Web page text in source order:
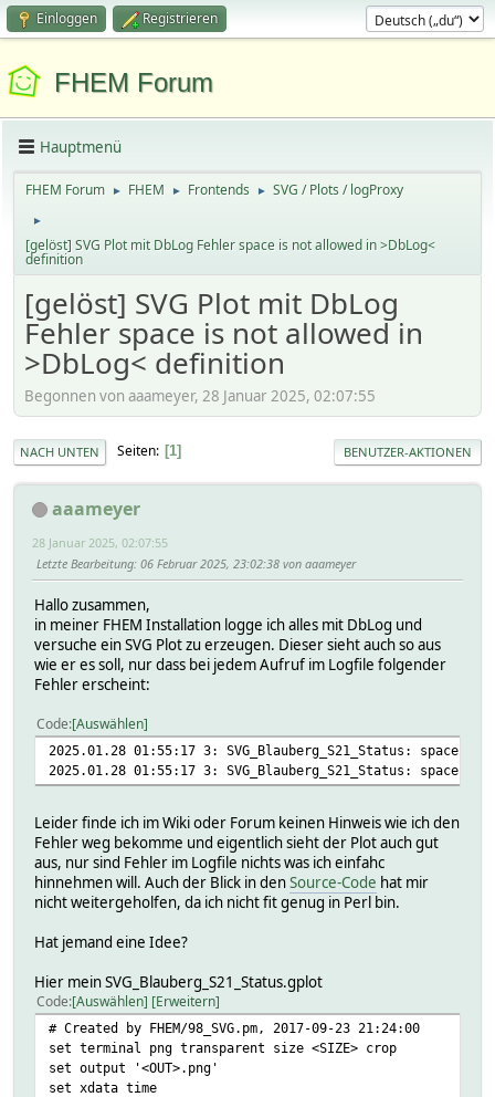
Einloggen Registrieren
FHEM Forum
Hauptmenü
FHEM Forum ► FHEM ► Frontends ► SVG / Plots / logProxy
►
[gelöst] SVG Plot mit DbLog Fehler space is not allowed in >DbLog<
definition
[gelöst] SVG Plot mit DbLog
Fehler space is not allowed in
>DbLog< definition
Begonnen von aaameyer, 28 Januar 2025, 02:07:55
NACH UNTEN Seiten 1 BENUTZER-AKTIONEN
aaameyer
28 Januar 2025, 02:07:55
Letzte Bearbeitung: 06 Februar 2025, 23:02:38 von aaameyer
Hallo zusammen,
in meiner FHEM Installation logge ich alles mit DbLog und
versuche ein SVG Plot zu erzeugen. Dieser sieht auch so aus
wie er es soll, nur dass bei jedem Aufruf im Logfile folgender
Fehler erscheint:
Code Auswählen
2025.01.28 01:55:17 3: SVG_Blauberg_S21_Status:
2025.01.28 01:55:17 3: SVG_Blauberg_S21_Status: space
Leider finde ich im Wiki oder Forum keinen Hinweis wie ich den
Fehler weg bekomme und eigentlich sieht der Plot auch gut
aus, nur sind Fehler im Logfile nichts was ich einfahc
hinnehmen will. Auch der Blick in denSource-Code hat mir
nicht weitergeholfen, da ich nicht fit genug in Perl bin.
Hat jemand eine Idee?
Hier mein SVG_Blauberg_S21_Status.gplot
Code Auswählen Erweitern
# Created by FHEM/98_SVG.pm, 2017-09-23 21:24:00
set terminal png transparent size <SIZE> crop
set output '<OUT>.png'
set xdata time